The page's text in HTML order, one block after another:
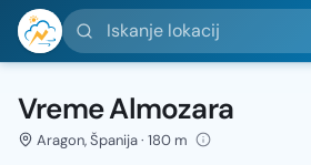
Iskanje lokacij
Vreme Almozara
Aragon, Španija · 180 m